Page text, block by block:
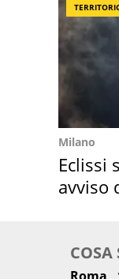
Milano
Eclissi
avviso